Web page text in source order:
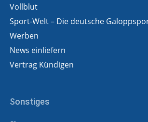
Vollblut
Sport-Welt – Die deutsche
Werben
News einliefern
Vertrag Kündigen
Sonstiges